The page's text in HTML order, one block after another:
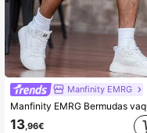
Manfinity EMRG
13 ,96€